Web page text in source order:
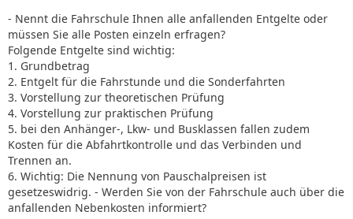
- Nennt die Fahrschule Ihnen alle anfallenden Entgelte oder
müssen Sie alle Posten einzeln erfragen?
Folgende Entgelte sind wichtig:
1. Grundbetrag
2. Entgelt für die Fahrstunde und die Sonderfahrten
3. Vorstellung zur theoretischen Prüfung
4. Vorstellung zur praktischen Prüfung
5. bei den Anhänger-, Lkw- und Busklassen fallen zudem
Kosten für die Abfahrtkontrolle und das Verbinden und
Trennen an.
6. Wichtig: Die Nennung von Pauschalpreisen ist
gesetzeswidrig. - Werden Sie von der Fahrschule auch über die
anfallenden Nebenkosten informiert?